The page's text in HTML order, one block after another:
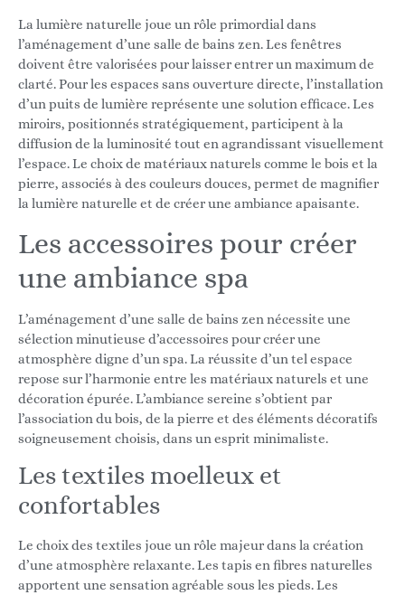
La lumière naturelle joue un rôle primordial dans
l’aménagement d’une salle de bains zen. Les fenêtres
doivent être valorisées pour laisser entrer un maximum de
clarté. Pour les espaces sans ouverture directe, l’installation
d’un puits de lumière représente une solution efficace. Les
miroirs, positionnés stratégiquement, participent à la
diffusion de la luminosité tout en agrandissant visuellement
l’espace. Le choix de matériaux naturels comme le bois et la
pierre, associés à des couleurs douces, permet de magnifier
la lumière naturelle et de créer une ambiance apaisante.
Les accessoires pour créer
une ambiance spa
L’aménagement d’une salle de bains zen nécessite une
sélection minutieuse d’accessoires pour créer une
atmosphère digne d’un spa. La réussite d’un tel espace
repose sur l’harmonie entre les matériaux naturels et une
décoration épurée. L’ambiance sereine s’obtient par
l’association du bois, de la pierre et des éléments décoratifs
soigneusement choisis, dans un esprit minimaliste.
Les textiles moelleux et
confortables
Le choix des textiles joue un rôle majeur dans la création
d’une atmosphère relaxante. Les tapis en fibres naturelles
apportent une sensation agréable sous les pieds. Les